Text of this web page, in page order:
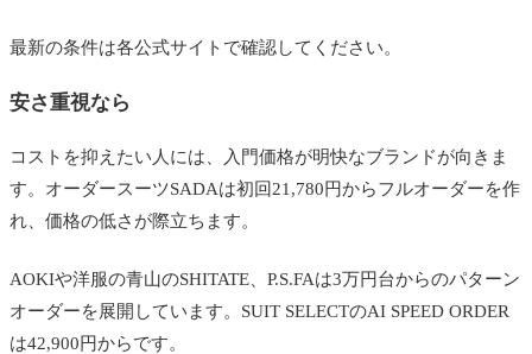
最新の条件は各公式サイトで確認してください。
安さ重視なら
コストを抑えたい人には、入門価格が明快なブランドが向きま
す。オーダースーツSADAは初回21,780円からフルオーダーを作
れ、価格の低さが際立ちます。
AOKIや洋服の青山のSHITATE、P.S.FAは3万円台からのパターン
オーダーを展開しています。SUIT SELECTのAI SPEED ORDER
は42,900円からです。